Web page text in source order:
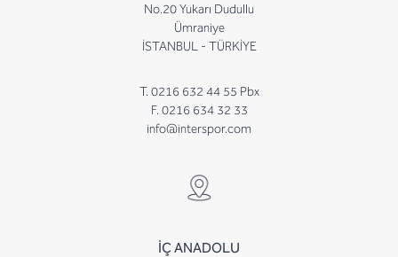
No.20 Yukarı Dudullu
Ümraniye
İSTANBUL - TÜRKİYE
T. 0216 632 44 55 Pbx
F. 0216 634 32 33
info@interspor.com
İÇ ANADOLU